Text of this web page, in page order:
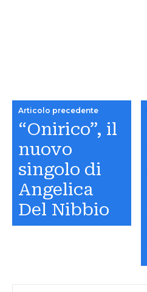
Articolo precedente
“Onirico”, il
nuovo
singolo di
Angelica
Del Nibbio